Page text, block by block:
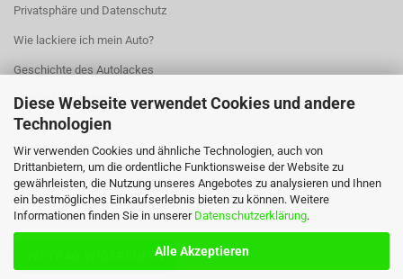
Diese Webseite verwendet Cookies und andere
Technologien
Wir verwenden Cookies und ähnliche Technologien, auch von
Drittanbietern, um die ordentliche Funktionsweise der Website zu
gewährleisten, die Nutzung unseres Angebotes zu analysieren und Ihnen
ein bestmögliches Einkaufserlebnis bieten zu können. Weitere
Informationen finden Sie in unserer Datenschutzerklärung.
Alle Akzeptieren
Privatsphäre und Datenschutz
Wie lackiere ich mein Auto?
Geschichte des Autolackes
Cookie Einstellungen
VERTRAG WIDERRUFEN